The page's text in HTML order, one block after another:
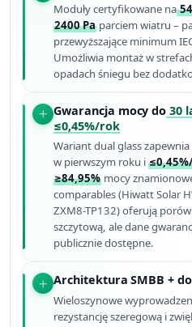
Moduły certyfikowane na
2400 Pa parciem wiatru –
przewyższające minimum
Umożliwia montaż w
opadach śniegu bez
Gwarancja mocy do 30
≤0,45%/rok
Wariant dual glass
w pierwszym roku i
≥84,95% mocy
comparables (Hiwatt Solar
ZXM8-TP132) oferują
szczytową, ale dane
publicznie dostępne.
Architektura SMBB +
Wieloszynowe
rezystancję szeregową i